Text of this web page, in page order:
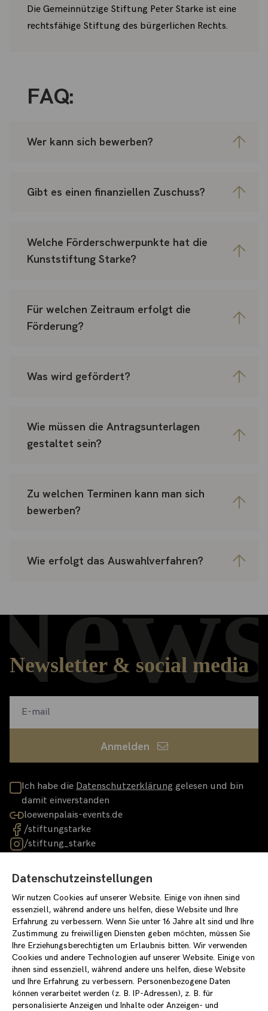
Datenschutzeinstellungen
Wir nutzen Cookies auf unserer Website. Einige von ihnen sind
essenziell, während andere uns helfen, diese Website und Ihre
Erfahrung zu verbessern. Wenn Sie unter 16 Jahre alt sind und Ihre
Zustimmung zu freiwilligen Diensten geben möchten, müssen Sie
Ihre Erziehungsberechtigten um Erlaubnis bitten. Wir verwenden
Cookies und andere Technologien auf unserer Website. Einige von
ihnen sind essenziell, während andere uns helfen, diese Website
und Ihre Erfahrung zu verbessern. Personenbezogene Daten
können verarbeitet werden (z. B. IP-Adressen), z. B. für
personalisierte Anzeigen und Inhalte oder Anzeigen- und
Die Gemeinnützige Stiftung Peter Starke ist eine
rechtsfähige Stiftung des bürgerlichen Rechts.
FAQ:
Wer kann sich bewerben?
Gibt es einen finanziellen Zuschuss?
Welche Förderschwerpunkte hat die
Kunststiftung Starke?
Für welchen Zeitraum erfolgt die
Förderung?
Was wird gefördert?
Wie müssen die Antragsunterlagen
gestaltet sein?
Zu welchen Terminen kann man sich
bewerben?
Wie erfolgt das Auswahlverfahren?
Newsletter & social media
Anmelden
Ich habe die Datenschutzerklärung gelesen und bin
damit einverstanden
loewenpalais-events.de
/stiftungstarke
/stiftung_starke
Impressum Datenschutzerklärung
Einverständniserklärung für Newslettereintrag Covid-Konzept